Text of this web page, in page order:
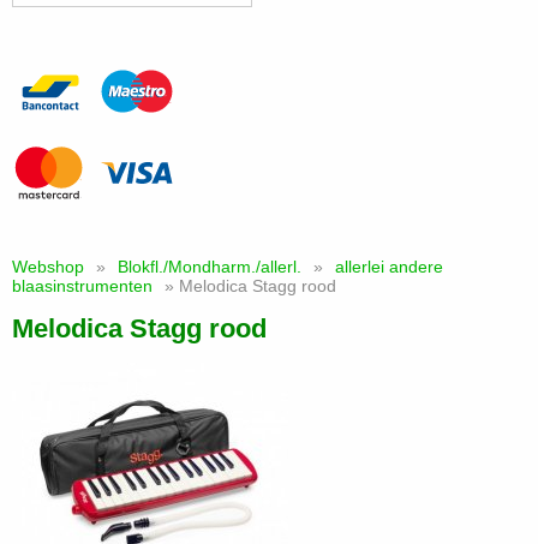
Webshop » Blokfl./Mondharm./allerl. »
allerlei andere
blaasinstrumenten
» Melodica Stagg rood
Melodica Stagg rood